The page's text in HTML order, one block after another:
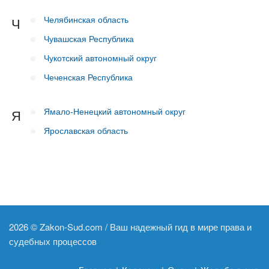
Ч
Челябинская область
Чувашская Республика
Чукотский автономный округ
Чеченская Республика
Я
Ямало-Ненецкий автономный округ
Ярославская область
2026 ©Zakon-Sud.com / Ваш надежный гид в мире права и
судебных процессов